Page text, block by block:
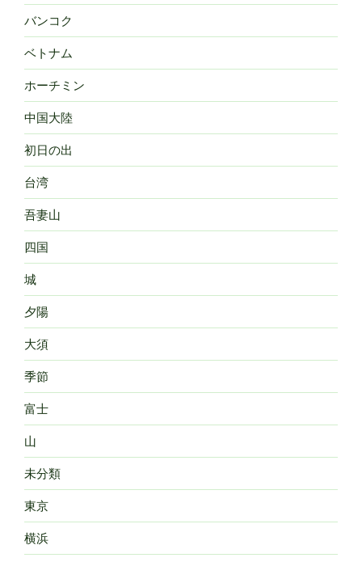
バンコク
ベトナム
ホーチミン
中国大陸
初日の出
台湾
吾妻山
四国
城
夕陽
大須
季節
富士
山
未分類
東京
横浜